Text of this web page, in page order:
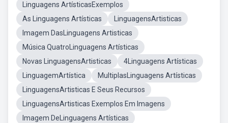
Linguagens ArtísticasExemplos
As Linguagens Artísticas
LinguagensArtisticas
Imagem DasLinguagens Artisticas
Música QuatroLinguagens Artísticas
Novas LinguagensArtisticas
4Linguagens Artísticas
LinguagemArtística
MultiplasLinguagens Artísticas
LinguagensArtisticas E Seus Recursos
LinguagensArtisticas Exemplos Em Imagens
Imagem DeLinguagens Artísticas